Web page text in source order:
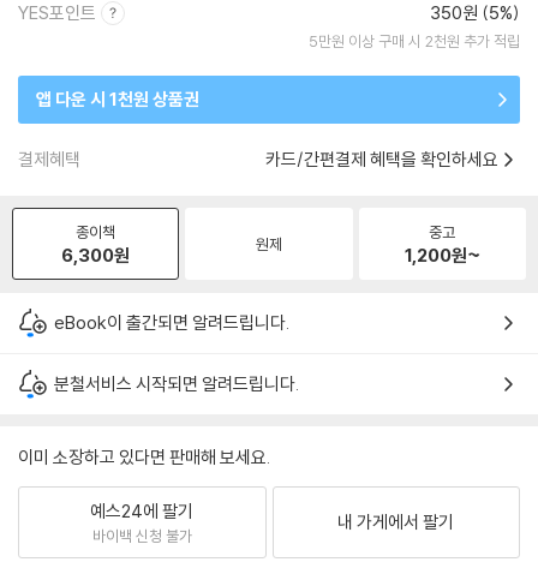
YES포인트 350원 (5%)
5만원 이상 구매 시 2천원 추가 적립
앱 다운 시 1천원 상품권
결제혜택 카드/간편결제 혜택을 확인하세요
종이책
6,300원 원제
중고
1,200원~
eBook이 출간되면 알려드립니다.
분철서비스 시작되면 알려드립니다.
이미 소장하고 있다면 판매해 보세요.
예스24에 팔기
바이백 신청 불가
내 가게에서 팔기